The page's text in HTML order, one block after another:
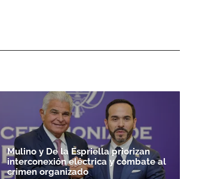
Mulino y De la Espriella priorizan
interconexión eléctrica y combate al
crimen organizado